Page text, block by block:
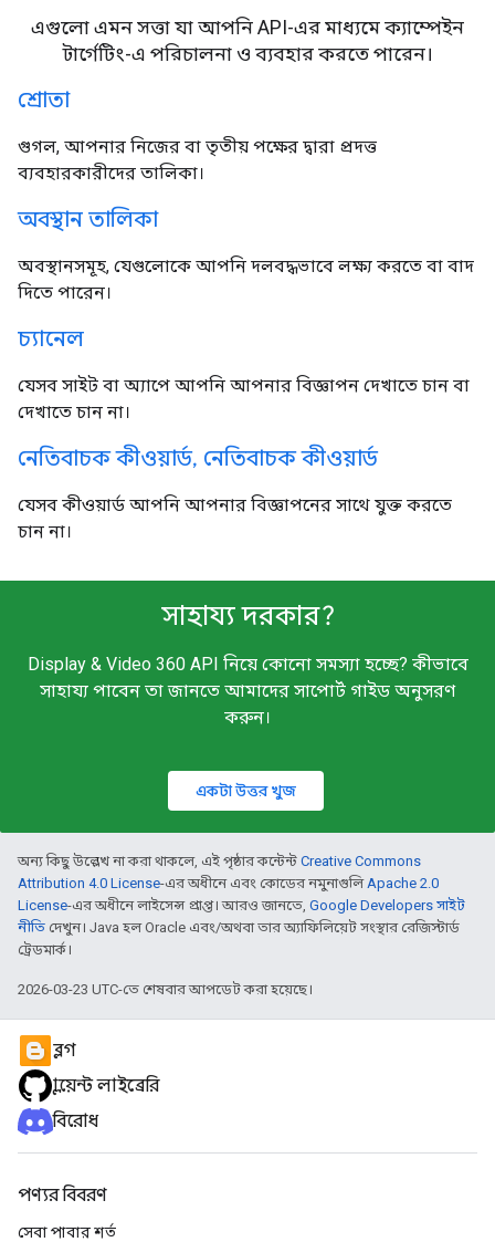
এগুলো এমন সত্তা যা আপনি API-এর মাধ্যমে ক্যাম্পেইন
টার্গেটিং-এ পরিচালনা ও ব্যবহার করতে পারেন।
শ্রোতা
গুগল, আপনার নিজের বা তৃতীয় পক্ষের দ্বারা প্রদত্ত
ব্যবহারকারীদের তালিকা।
অবস্থান তালিকা
অবস্থানসমূহ, যেগুলোকে আপনি দলবদ্ধভাবে লক্ষ্য করতে বা বাদ
দিতে পারেন।
চ্যানেল
যেসব সাইট বা অ্যাপে আপনি আপনার বিজ্ঞাপন দেখাতে চান বা
দেখাতে চান না।
নেতিবাচক কীওয়ার্ড, নেতিবাচক কীওয়ার্ড
যেসব কীওয়ার্ড আপনি আপনার বিজ্ঞাপনের সাথে যুক্ত করতে
চান না।
সাহায্য দরকার?
Display & Video 360 API নিয়ে কোনো সমস্যা হচ্ছে? কীভাবে
সাহায্য পাবেন তা জানতে আমাদের সাপোর্ট গাইড অনুসরণ
করুন।
একটা উত্তর খুজ
অন্য কিছু উল্লেখ না করা থাকলে, এই পৃষ্ঠার কন্টেন্ট Creative Commons
Attribution 4.0 License-এর অধীনে এবং কোডের নমুনাগুলিApache 2.0
License-এর অধীনে লাইসেন্স প্রাপ্ত। আরও জানতে, Google Developers সাইট
নীতি দেখুন। Java হল Oracle এবং/অথবা তার অ্যাফিলিয়েট সংস্থার রেজিস্টার্ড
ট্রেডমার্ক।
2026-03-23 UTC-তে শেষবার আপডেট করা হয়েছে।
ব্লগ
ক্লায়েন্ট লাইব্রেরি
বিরোধ
পণ্যর বিবরণ
সেবা পাবার শর্ত